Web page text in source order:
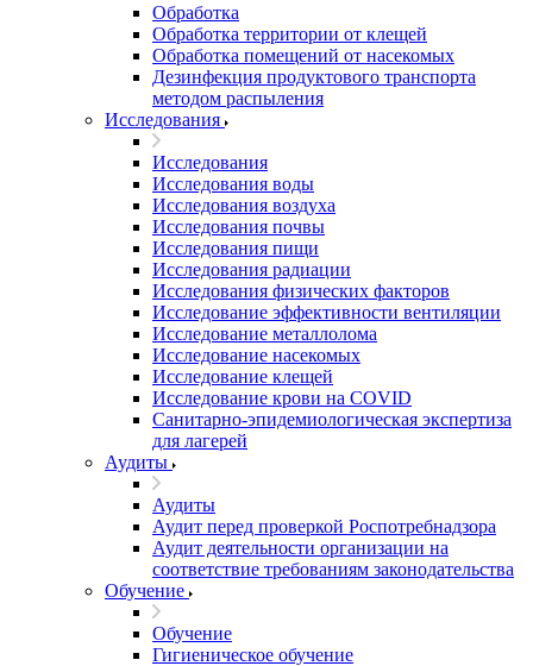
Обработка
Обработка территории от клещей
Обработка помещений от насекомых
Дезинфекция продуктового транспорта
методом распыления
Исследования
Исследования
Исследования воды
Исследования воздуха
Исследования почвы
Исследования пищи
Исследования радиации
Исследования физических факторов
Исследование эффективности вентиляции
Исследование металлолома
Исследование насекомых
Исследование клещей
Исследование крови на COVID
Санитарно-эпидемиологическая экспертиза
для лагерей
Аудиты
Аудиты
Аудит перед проверкой Роспотребнадзора
Аудит деятельности организации на
соответствие требованиям законодательства
Обучение
Обучение
Гигиеническое обучение